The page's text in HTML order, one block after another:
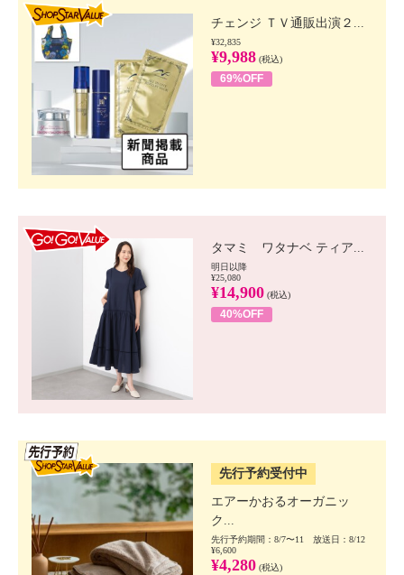
チェンジ ＴＶ通販出演２...
¥32,835
¥9,988 (税込)
69%OFF
タマミ ワタナベ ティア...
明日以降
¥25,080
¥14,900 (税込)
40%OFF
先行予約受付中
エアーかおるオーガニッ
ク...
先行予約期間：8/7〜11 放送日：8/12
¥6,600
¥4,280 (税込)